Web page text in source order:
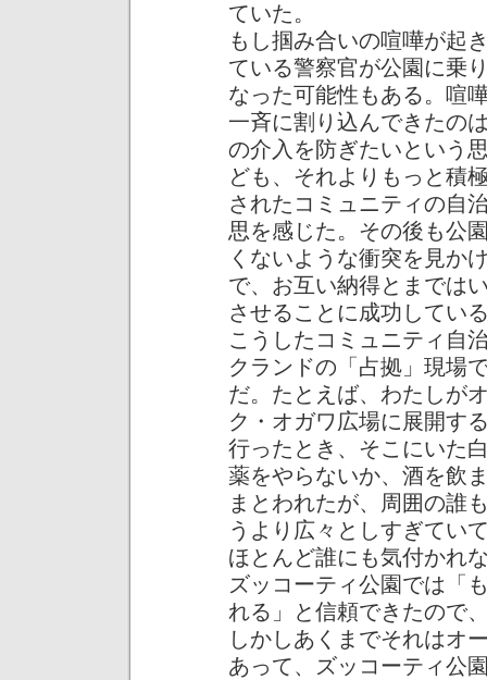
ていた。
もし掴み合いの喧嘩が起
ている警察官が公園に乗
なった可能性もある。喧
一斉に割り込んできたの
の介入を防ぎたいという
ども、それよりもっと積
されたコミュニティの自
思を感じた。その後も公
くないような衝突を見か
で、お互い納得とまでは
させることに成功してい
こうしたコミュニティ自
クランドの「占拠」現場
だ。たとえば、わたしが
ク・オガワ広場に展開す
行ったとき、そこにいた
薬をやらないか、酒を飲
まとわれたが、周囲の誰
うより広々としすぎてい
ほとんど誰にも気付かれ
ズッコーティ公園では「
れる」と信頼できたので
しかしあくまでそれはオ
あって、ズッコーティ公